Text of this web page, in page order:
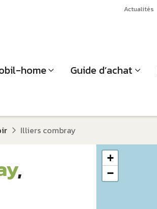
Actualités
home Guide d’achat
Illiers combray
+
−
,